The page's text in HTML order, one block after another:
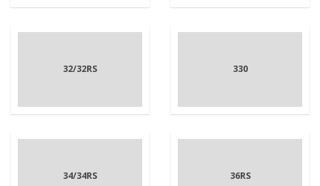
32/32RS 330
34/34RS 36RS